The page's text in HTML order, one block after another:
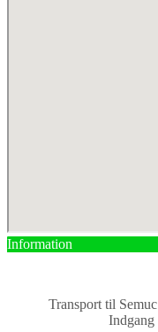
Information
Transport til
Indgang